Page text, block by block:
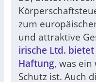
zum
und attraktive
irische Ltd.
Haftung, was
Schutz ist. Auch